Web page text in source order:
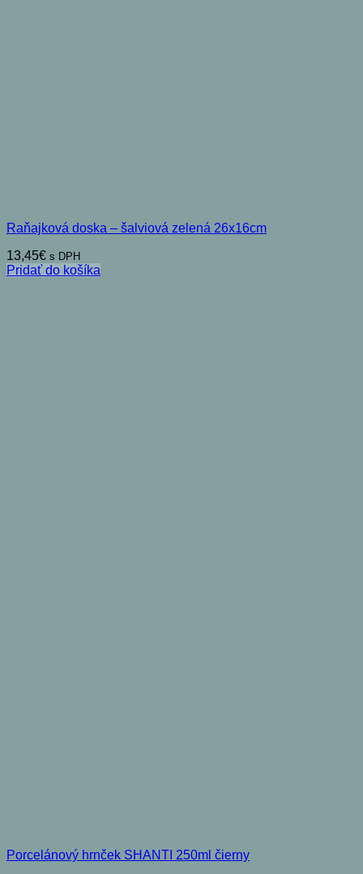
Raňajková doska – šalviová zelená 26x16cm
13,45€ s DPH
Pridať do košíka
Porcelánový hrnček SHANTI 250ml čierny